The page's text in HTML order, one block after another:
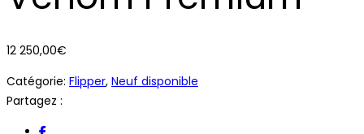
12 250,00€
Catégorie: Flipper, Neuf disponible
Partagez :